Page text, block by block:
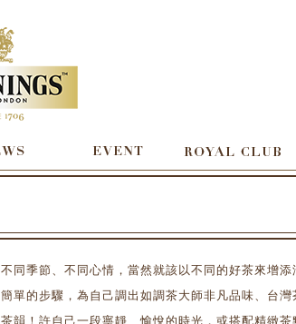
不同季節、不同心情，當然就該以不同的好茶來增
簡單的步驟，為自己調出如調茶大師非凡品味、台
茶韻！許自己一段寧靜、愉悅的時光，或搭配精緻茶